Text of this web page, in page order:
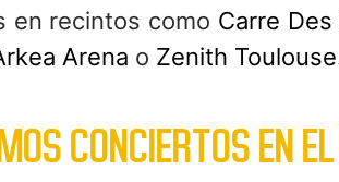
en recintos como Carre
Arena o Zenith Toulouse
CONCIERTOS EN